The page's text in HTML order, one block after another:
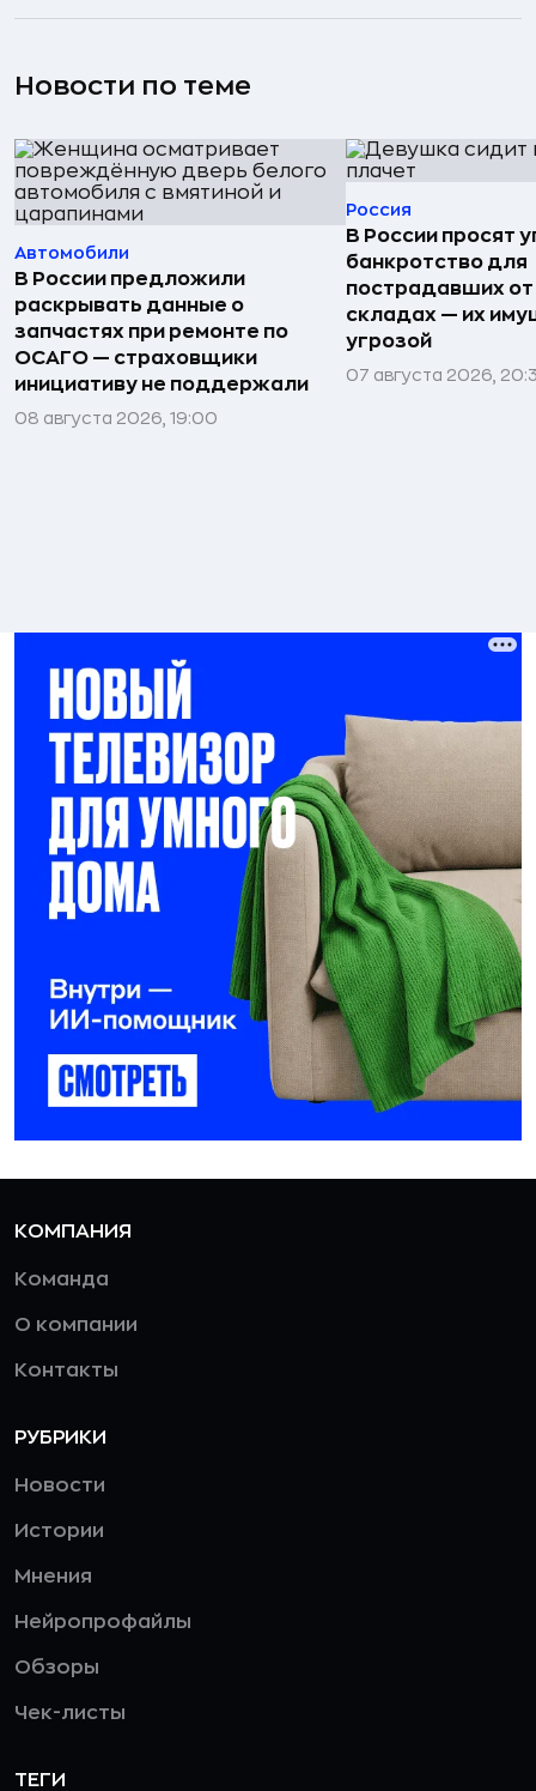
Новости по теме
Автомобили
В России предложили
раскрывать данные о
запчастях при ремонте по
ОСАГО — страховщики
инициативу не поддержали
08 августа 2026, 19:00
Россия
В России просят
банкротство для
пострадавших
складах — их
угрозой
07 августа 2026,
КОМПАНИЯ
Команда
О компании
Контакты
РУБРИКИ
Новости
Истории
Мнения
Нейропрофайлы
Обзоры
Чек-листы
ТЕГИ